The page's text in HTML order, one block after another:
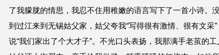
了我朦胧的情思，我忍不住用稚嫩的语言写下了一首小诗。
到过江来到无锡姑父家，姑父夸我“写得很有激情、很有文采”
说“我们家出了个大才子”。不光口头表扬，我那满手老茧的工